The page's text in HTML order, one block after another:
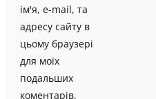
ім'я, e-mail, та
адресу сайту в
цьому браузері
для моїх
подальших
коментарів.